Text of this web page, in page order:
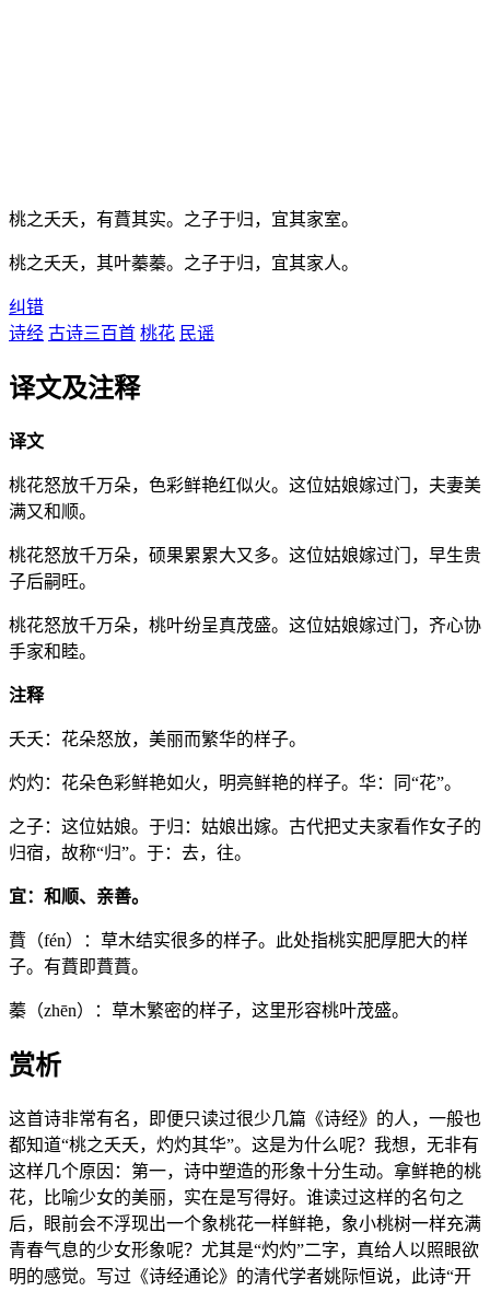
桃之夭夭，有蕡其实。之子于归，宜其家室。
桃之夭夭，其叶蓁蓁。之子于归，宜其家人。
纠错
诗经 古诗三百首 桃花 民谣
译文及注释
译文
桃花怒放千万朵，色彩鲜艳红似火。这位姑娘嫁过门，夫妻美
满又和顺。
桃花怒放千万朵，硕果累累大又多。这位姑娘嫁过门，早生贵
子后嗣旺。
桃花怒放千万朵，桃叶纷呈真茂盛。这位姑娘嫁过门，齐心协
手家和睦。
注释
夭夭：花朵怒放，美丽而繁华的样子。
灼灼：花朵色彩鲜艳如火，明亮鲜艳的样子。华：同“花”。
之子：这位姑娘。于归：姑娘出嫁。古代把丈夫家看作女子的
归宿，故称“归”。于：去，往。
宜：和顺、亲善。
蕡（fén）：草木结实很多的样子。此处指桃实肥厚肥大的样
子。有蕡即蕡蕡。
蓁（zhēn）：草木繁密的样子，这里形容桃叶茂盛。
赏析
这首诗非常有名，即便只读过很少几篇《诗经》的人，一般也
都知道“桃之夭夭，灼灼其华”。这是为什么呢？我想，无非有
这样几个原因：第一，诗中塑造的形象十分生动。拿鲜艳的桃
花，比喻少女的美丽，实在是写得好。谁读过这样的名句之
后，眼前会不浮现出一个象桃花一样鲜艳，象小桃树一样充满
青春气息的少女形象呢？尤其是“灼灼”二字，真给人以照眼欲
明的感觉。写过《诗经通论》的清代学者姚际恒说，此诗“开